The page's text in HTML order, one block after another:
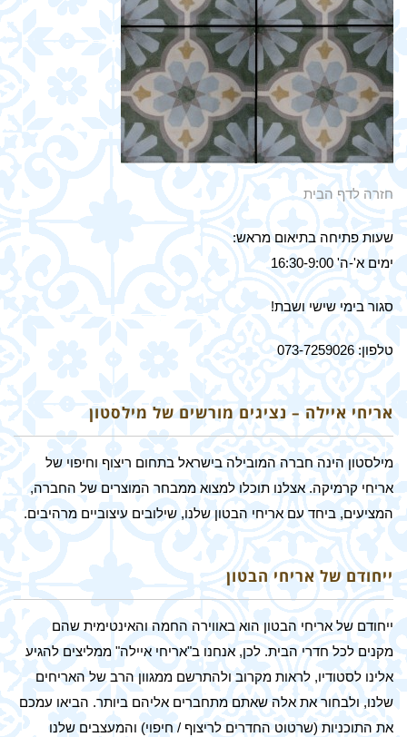
חזרה לדף הבית
שעות פתיחה בתיאום מראש:
ימים א'-ה' 16:30-9:00
סגור בימי שישי ושבת!
טלפון: 073-7259026
אריחי איילה – נציגים מורשים של מילסטון
מילסטון הינה חברה המובילה בישראל בתחום ריצוף וחיפוי של
אריחי קרמיקה. אצלנו תוכלו למצוא ממבחר המוצרים של החברה,
המציעים, ביחד עם אריחי הבטון שלנו, שילובים עיצוביים מרהיבים.
ייחודם של אריחי הבטון
ייחודם של אריחי הבטון הוא באווירה החמה והאינטימית שהם
מקנים לכל חדרי הבית. לכן, אנחנו ב"אריחי איילה" ממליצים להגיע
אלינו לסטודיו, לראות מקרוב ולהתרשם ממגוון הרב של האריחים
שלנו, ולבחור את אלה שאתם מתחברים אליהם ביותר. הביאו עמכם
את התוכניות (שרטוט החדרים לריצוף / חיפוי) והמעצבים שלנו